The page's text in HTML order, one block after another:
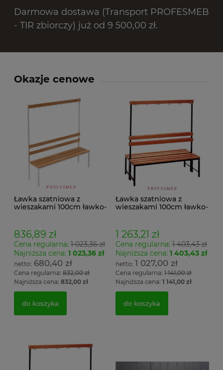
Darmowa dostawa (Transport PROFESMEB
- TIR zbiorczy) już od 9 500,00 zł.
Okazje cenowe
Ławka szatniowa z
wieszakami 100cm ławko-
836,89 zł
Cena regularna: 1 023,36 zł
Najniższa cena: 1 023,36 zł
680,40 zł
Cena regularna: 832,00 zł
Najniższa cena: 832,00 zł
do koszyka
Ławka szatniowa z
wieszakami 100cm ławko-
1 263,21 zł
Cena regularna:1 403,43 zł
Najniższa cena: 1 403,43 zł
1 027,00 zł
Cena regularna:1 141,00 zł
Najniższa cena: 1 141,00 zł
do koszyka